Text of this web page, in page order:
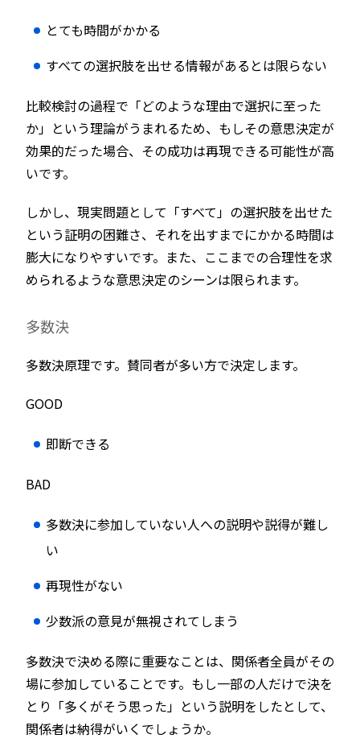
とても時間がかかる
すべての選択肢を出せる情報があるとは限らない
比較検討の過程で「どのような理由で選択に至った
か」という理論がうまれるため、もしその意思決定が
効果的だった場合、その成功は再現できる可能性が高
いです。
しかし、現実問題として「すべて」の選択肢を出せた
という証明の困難さ、それを出すまでにかかる時間は
膨大になりやすいです。また、ここまでの合理性を求
められるような意思決定のシーンは限られます。
多数決
多数決原理です。賛同者が多い方で決定します。
GOOD
即断できる
BAD
多数決に参加していない人への説明や説得が難し
い
再現性がない
少数派の意見が無視されてしまう
多数決で決める際に重要なことは、関係者全員がその
場に参加していることです。もし一部の人だけで決を
とり「多くがそう思った」という説明をしたとして、
関係者は納得がいくでしょうか。